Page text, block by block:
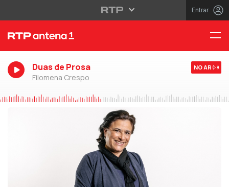
Entrar
Duas de Prosa
Filomena Crespo
NO AR